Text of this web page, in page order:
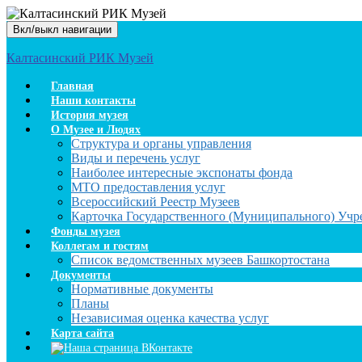
Вкл/выкл навигации
Калтасинский РИК Музей
Главная
Наши контакты
История музея
О Музее и Людях
Структура и органы управления
Виды и перечень услуг
Наиболее интересные экспонаты фонда
МТО предоставления услуг
Всероссийский Реестр Музеев
Карточка Государственного (Муниципального)
Фонды музея
Коллегам и гостям
Список ведомственных музеев Башкортостана
Документы
Нормативные документы
Планы
Независимая оценка качества услуг
Карта сайта